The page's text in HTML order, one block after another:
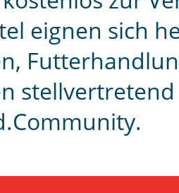
eignen sich